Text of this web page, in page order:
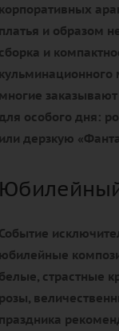
корпоративных
платья и образом
сборка и
кульминационного
многие
особого дня:
или дерзкую
Событие
юбилейные
белые, страстные
розы,
праздника